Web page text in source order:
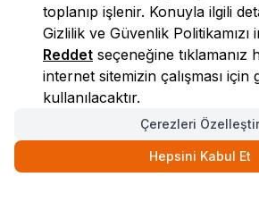
LokmanAVM
toplanıp işlenir. Konuyla ilgili
Gizlilik ve Güvenlik
Reddet seçeneğine tıklamanız
internet sitemizin çalışması
kullanılacaktır.
Çerezleri Özelleştir
Hepsini Kabul Et